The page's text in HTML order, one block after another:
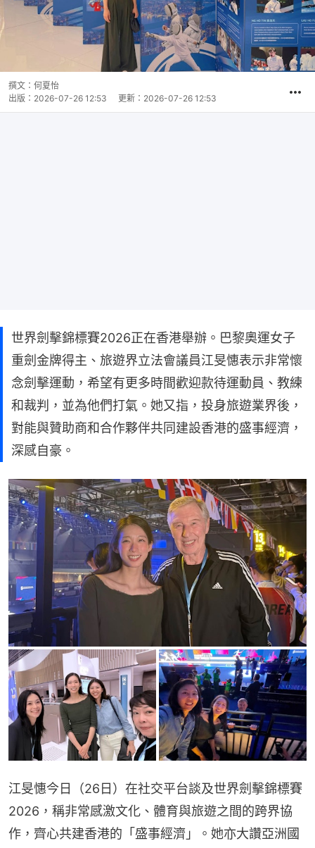
撰文： 何夏怡
出版： 2026-07-26 12:53 更新： 2026-07-26 12:53
世界劍擊錦標賽2026正在香港舉辦。巴黎奧運女子
重劍金牌得主、旅遊界立法會議員江旻憓表示非常懷
念劍擊運動，希望有更多時間歡迎款待運動員、教練
和裁判，並為他們打氣。她又指，投身旅遊業界後，
對能與贊助商和合作夥伴共同建設香港的盛事經濟，
深感自豪。
江旻憓今日（26日）在社交平台談及世界劍擊錦標賽
2026，稱非常感激文化、體育與旅遊之間的跨界協
作，齊心共建香港的「盛事經濟」。她亦大讚亞洲國